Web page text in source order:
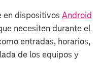
en dispositivos Android
necesiten durante el
entradas, horarios,
de los equipos y